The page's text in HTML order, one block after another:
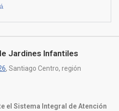
Jardines Infantiles
, Santiago Centro, región
el Sistema Integral de Atención